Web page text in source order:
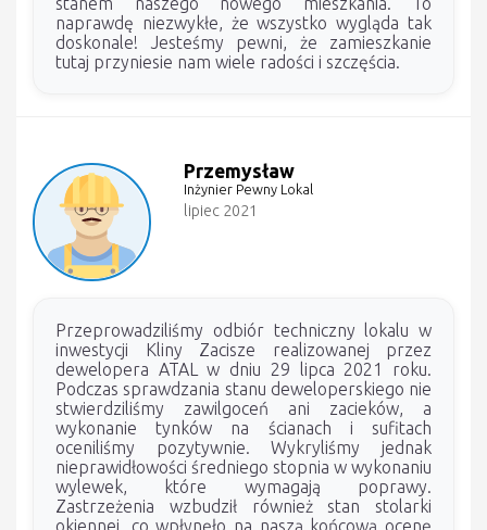
naprawdę niezwykłe, że wszystko wygląda tak
doskonale! Jesteśmy pewni, że zamieszkanie
tutaj przyniesie nam wiele radości i szczęścia.
Przemysław
Inżynier Pewny Lokal
lipiec 2021
Przeprowadziliśmy odbiór techniczny lokalu w
inwestycji Kliny Zacisze realizowanej przez
dewelopera ATAL w dniu 29 lipca 2021 roku.
Podczas sprawdzania stanu deweloperskiego nie
stwierdziliśmy zawilgoceń ani zacieków, a
wykonanie tynków na ścianach i sufitach
oceniliśmy pozytywnie. Wykryliśmy jednak
nieprawidłowości średniego stopnia w wykonaniu
wylewek, które wymagają poprawy.
Zastrzeżenia wzbudził również stan stolarki
okiennej, co wpłynęło na naszą końcową ocenę